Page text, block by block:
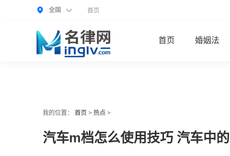
全国 首页
首页 婚姻法
我的位置： 首页 > 热点 >
汽车m档怎么使用技巧 汽车中